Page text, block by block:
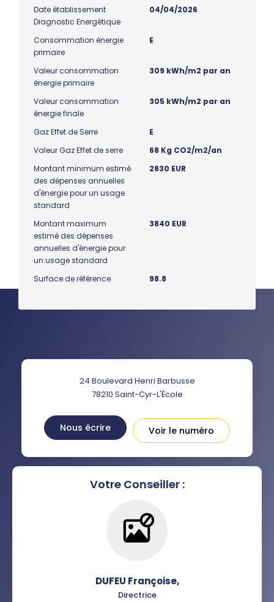
Date établissement
Diagnostic Energétique
04/04/2026
Consommation énergie
primaire
E
Valeur consommation
énergie primaire
309 kWh/m2 par an
Valeur consommation
énergie finale
305 kWh/m2 par an
Gaz Effet de Serre
E
Valeur Gaz Effet de serre
68 Kg CO2/m2/an
Montant minimum estimé
des dépenses annuelles
d'énergie pour un usage
standard
2830 EUR
Montant maximum
estimé des dépenses
annuelles d'énergie pour
un usage standard
3840 EUR
Surface de référence 98.8
24 Boulevard Henri Barbusse
78210 Saint-Cyr-L'École
Nous écrire Voir le numéro
Votre Conseiller :
DUFEU Françoise,
Directrice